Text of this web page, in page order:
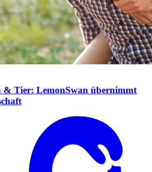
& Tier: LemonSwan übernimmt